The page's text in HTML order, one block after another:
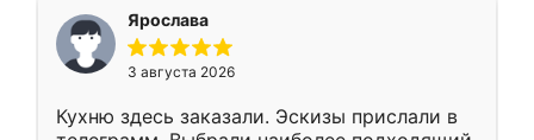
Ярослава
3 августа 2026
Кухню здесь заказали. Эскизы прислали в